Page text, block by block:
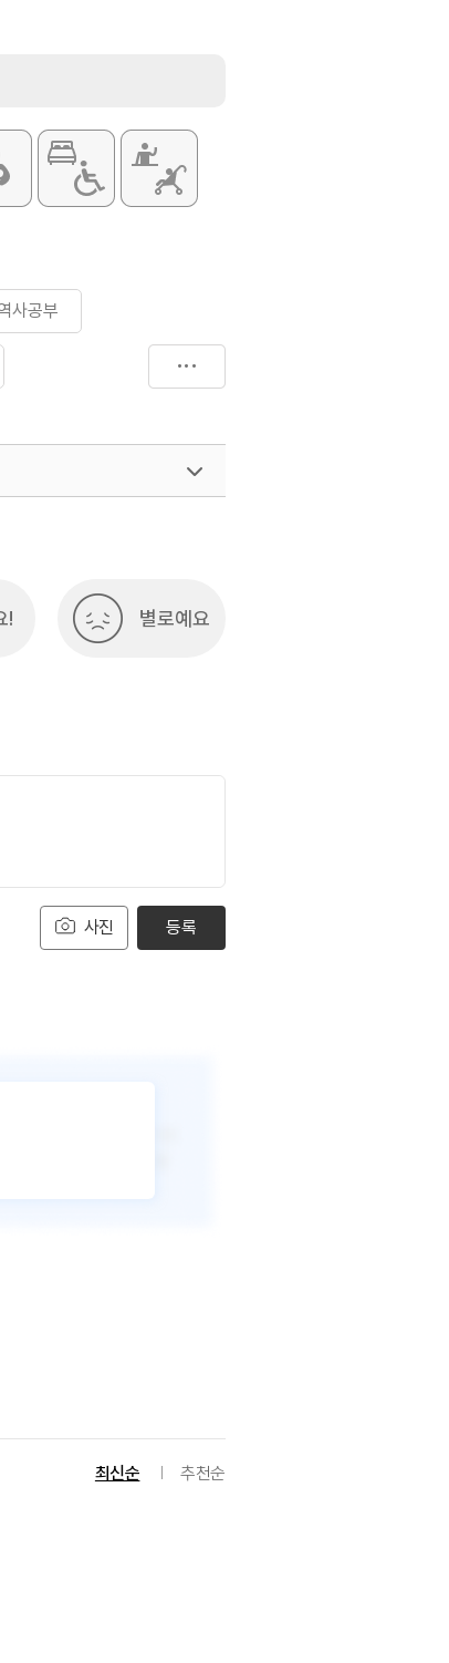
사공부
! 별로예요
사진 등록
최신순 추천순